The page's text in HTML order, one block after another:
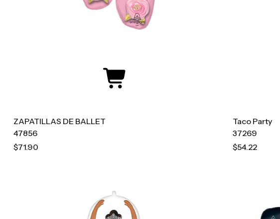
ZAPATILLAS DE BALLET
47856
$71.90
Taco Party
37269
$54.22